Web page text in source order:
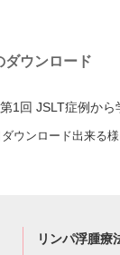
ダウンロード
1回 JSLT症例か
ウンロード出来る様
リンパ浮腫療